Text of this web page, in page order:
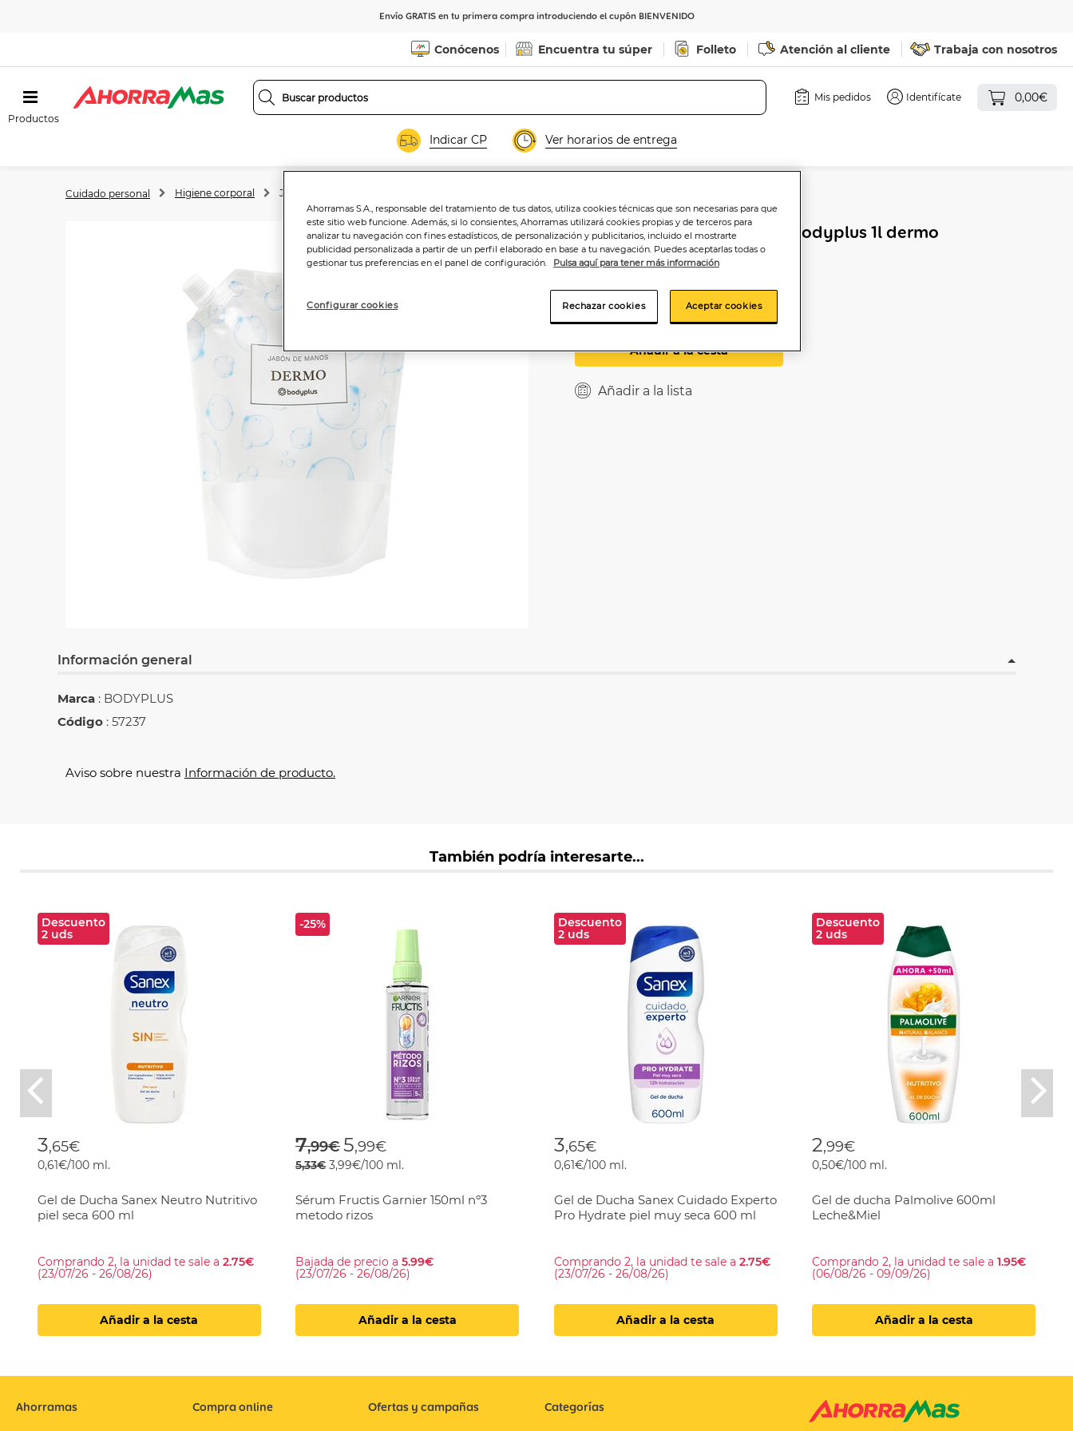
Envío GRATIS en tu primera compra introduciendo el cupón BIENVENIDO
Conócenos Encuentra tu súper Folleto Atención al cliente Trabaja con nosotros
Productos
Mis pedidos Identifícate 0,00€
Indicar CP Ver horarios de entrega
Cuidado personal Higiene corporal Jabón de manos
Jabón de manos doypack Bodyplus 1l dermo
1,40€
0,14€/100 ml.
Añadir a la cesta
Añadir a la lista
Información general
Marca : BODYPLUS
Código : 57237
Aviso sobre nuestra Información de producto.
También podría interesarte...
Descuento
2 uds
3,65€
0,61€/100 ml.
Gel de Ducha Sanex Neutro Nutritivo
piel seca 600 ml
Comprando 2, la unidad te sale a 2.75€
(23/07/26 - 26/08/26)
Añadir a la cesta
-25%
Price reduced from
7,99€to
5,99€
5,33€ 3,99€/100 ml.
Sérum Fructis Garnier 150ml nº3
metodo rizos
Bajada de precio a5.99€
(23/07/26 - 26/08/26)
Añadir a la cesta
Descuento
2 uds
3,65€
0,61€/100 ml.
Gel de Ducha Sanex Cuidado Experto
Pro Hydrate piel muy seca 600 ml
Comprando 2, la unidad te sale a 2.75€
(23/07/26 - 26/08/26)
Añadir a la cesta
Descuento
2 uds
2,99€
0,50€/100 ml.
Gel de ducha Palmolive 600ml
Leche&Miel
Comprando 2, la unidad te sale a1.95€
(06/08/26 - 09/09/26)
Añadir a la cesta
Previous
Ahorramas Compra online Ofertas y campañas Categorías
Ahorramas S.A., responsable del tratamiento de tus datos, utiliza cookies técnicas que son necesarias para que
este sitio web funcione. Además, si lo consientes, Ahorramas utilizará cookies propias y de terceros para
analizar tu navegación con fines estadísticos, de personalización y publicitarios, incluido el mostrarte
publicidad personalizada a partir de un perfil elaborado en base a tu navegación. Puedes aceptarlas todas o
gestionar tus preferencias en el panel de configuración.
Pulsa aquí para tener más información
Configurar cookies Rechazar cookies Aceptar cookies